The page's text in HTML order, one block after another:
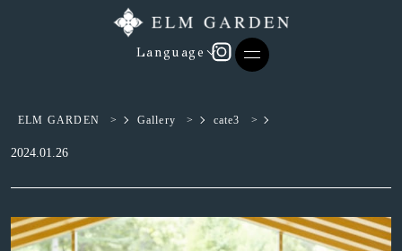
Language
ELM GARDEN > Gallery > cate3 >
2024.01.26